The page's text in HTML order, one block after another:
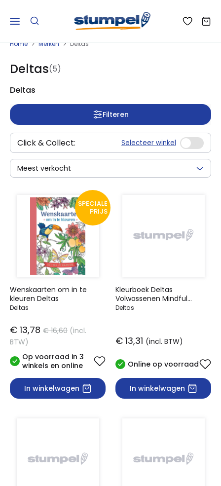
Home Merken Deltas
Deltas(5)
Deltas
Filteren
Click & Collect: Selecteer winkel
Meest verkocht
SPECIALE
PRIJS
Wenskaarten om in te
kleuren Deltas
Deltas
€ 13,78 € 16,60 (incl.
BTW)
Op voorraad in 3
winkels en online
In winkelwagen
Kleurboek Deltas
Volwassenen Mindful
Kleuren
Deltas
€ 13,31 (incl. BTW)
Online op voorraad
In winkelwagen